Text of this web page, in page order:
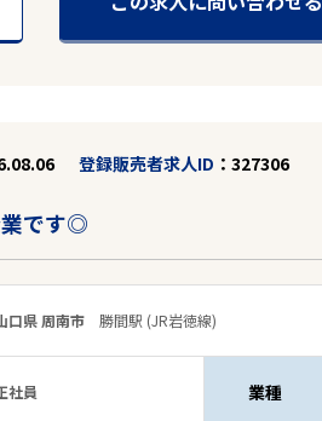
登録販売者求人ID 327306
業です◎
口県 周南市 勝間駅 (JR岩徳線)
社員 業種